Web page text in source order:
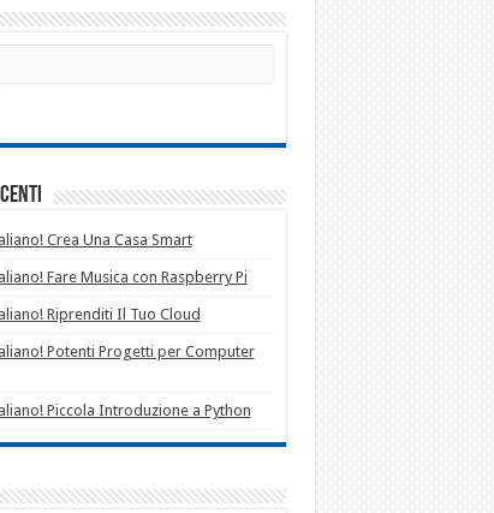
Crea Una Casa Smart
Fare Musica con Raspberry Pi
Riprenditi Il Tuo Cloud
Potenti Progetti per Computer
Piccola Introduzione a Python